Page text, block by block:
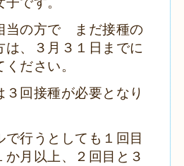
当の方で まだ接種の
は、３月３１日までに
ださい。
回接種が必要となり
で行うとしても１回目
か月以上、２回目と３